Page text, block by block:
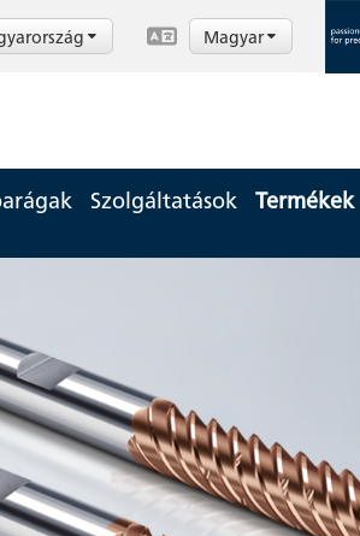
Magyar
Szolgáltatások Termékek